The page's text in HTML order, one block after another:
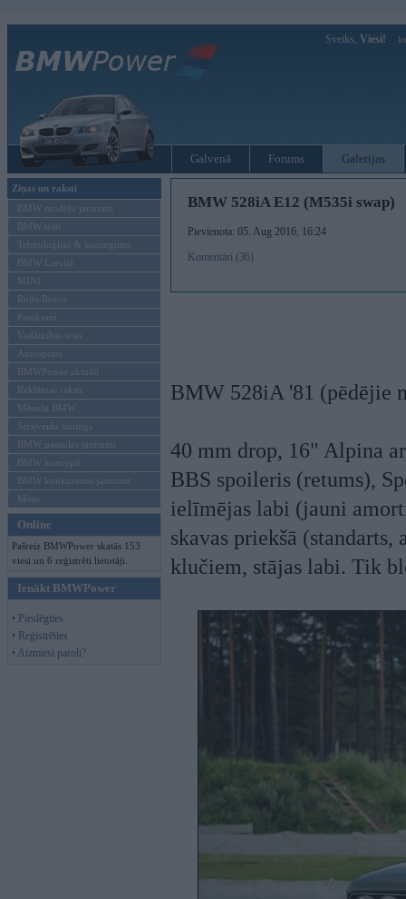
Sveiks, Viesi!
Galvenā Forums Galerijas
Ziņas un raksti
BMW modeļu jaunumi
BMW testi
Tehnoloģijas & sasniegumi
BMW Latvijā
MINI
Rolls-Royce
Pasākumi
Vadāmības tests
Autosports
BMWPower aktuāli
Reklāmas raksti
Mēneša BMW
Sērijveida tūnings
BMW pasaules jaunumi
BMW koncepti
BMW konkurentu jaunumi
Moto
Online
Pašreiz BMWPower skatās 153
viesi un 6 reģistrēti lietotāji.
Ienākt BMWPower
• Pieslēgties
• Reģistrēties
• Aizmirsi paroli?
BMW 528iA E12 (M535i swap)
Pievienota: 05. Aug 2016, 16:24
Komentāri (36)
BMW 528iA '81 (pēdējie
40 mm drop, 16" Alpina
BBS spoileris (retums),
ielīmējas labi (jauni
skavas priekšā
klučiem, stājas labi. Tik